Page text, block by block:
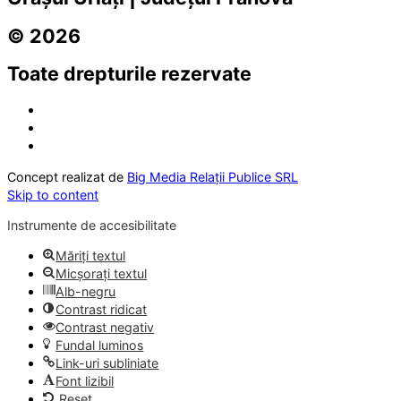
© 2026
Toate drepturile rezervate
Concept realizat de Big Media Relații Publice SRL
Skip to content
Instrumente de accesibilitate
Măriți textul
Micșorați textul
Alb-negru
Contrast ridicat
Contrast negativ
Fundal luminos
Link-uri subliniate
Font lizibil